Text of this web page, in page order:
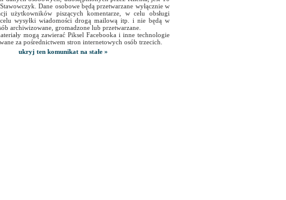
Dane osobowe będą przetwarzane wyłącznie w
użytkowników piszących komentarze, w celu obsługi
wysyłki wiadomości drogą mailową itp. i nie będą w
archiwizowane, gromadzone lub przetwarzane.
mogą zawierać Piksel Facebooka i inne technologie
za pośrednictwem stron internetowych osób trzecich.
ukryj ten komunikat na stałe »